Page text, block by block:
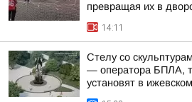
превращая их в
14:11
Стелу со
— оператора БПЛА,
установят в